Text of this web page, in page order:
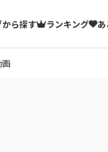
から探す ランキング